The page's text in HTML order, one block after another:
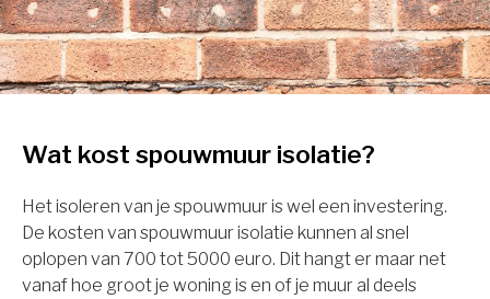
Wat kost spouwmuur isolatie?
Het isoleren van je spouwmuur is wel een investering.
De kosten van spouwmuur isolatie kunnen al snel
oplopen van 700 tot 5000 euro. Dit hangt er maar net
vanaf hoe groot je woning is en of je muur al deels